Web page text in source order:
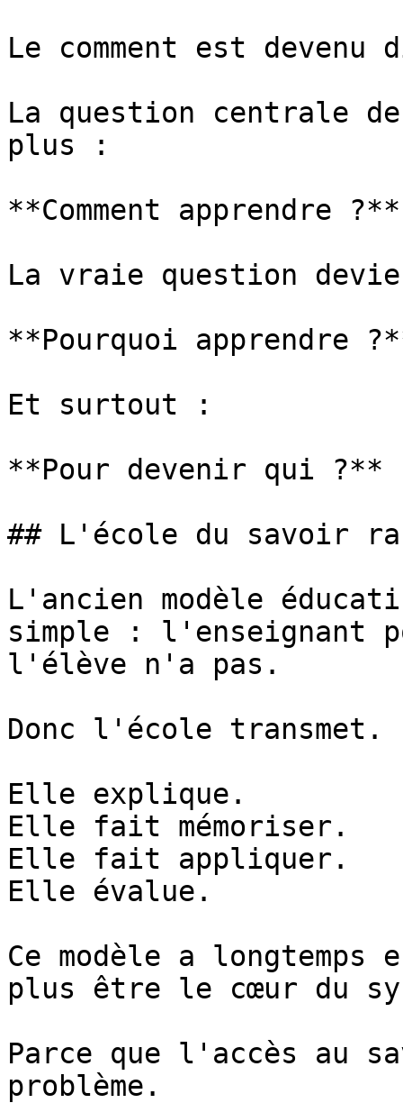
Le comment est devenu
La question centrale
plus :
**Comment apprendre ?**
La vraie question
**Pourquoi apprendre
Et surtout :
**Pour devenir qui ?**
## L'école du savoir
L'ancien modèle
simple : l'enseignant
l'élève n'a pas.
Donc l'école transmet.
Elle explique.
Elle fait mémoriser.
Elle fait appliquer.
Elle évalue.
Ce modèle a
plus être le cœur du
Parce que l'accès au
problème.